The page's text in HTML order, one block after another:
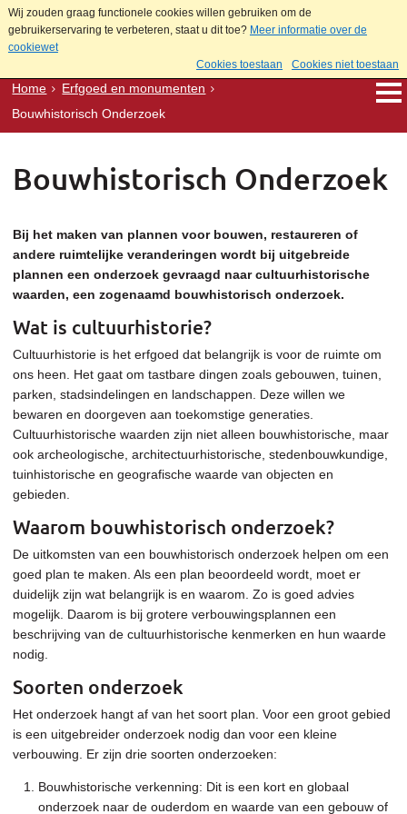
Wij zouden graag functionele cookies willen gebruiken om de
gebruikerservaring te verbeteren, staat u dit toe? Meer informatie over de
cookiewet
Cookies toestaan
Cookies niet toestaan
Home
Erfgoed en monumenten
Bouwhistorisch Onderzoek
Bouwhistorisch Onderzoek
Bij het maken van plannen voor bouwen, restaureren of
andere ruimtelijke veranderingen wordt bij uitgebreide
plannen een onderzoek gevraagd naar cultuurhistorische
waarden, een zogenaamd bouwhistorisch onderzoek.
Wat is cultuurhistorie?
Cultuurhistorie is het erfgoed dat belangrijk is voor de ruimte om
ons heen. Het gaat om tastbare dingen zoals gebouwen, tuinen,
parken, stadsindelingen en landschappen. Deze willen we
bewaren en doorgeven aan toekomstige generaties.
Cultuurhistorische waarden zijn niet alleen bouwhistorische, maar
ook archeologische, architectuurhistorische, stedenbouwkundige,
tuinhistorische en geografische waarde van objecten en
gebieden.
Waarom bouwhistorisch onderzoek?
De uitkomsten van een bouwhistorisch onderzoek helpen om een
goed plan te maken. Als een plan beoordeeld wordt, moet er
duidelijk zijn wat belangrijk is en waarom. Zo is goed advies
mogelijk. Daarom is bij grotere verbouwingsplannen een
beschrijving van de cultuurhistorische kenmerken en hun waarde
nodig.
Soorten onderzoek
Het onderzoek hangt af van het soort plan. Voor een groot gebied
is een uitgebreider onderzoek nodig dan voor een kleine
verbouwing. Er zijn drie soorten onderzoeken:
Bouwhistorische verkenning: Dit is een kort en globaal
onderzoek naar de ouderdom en waarde van een gebouw of